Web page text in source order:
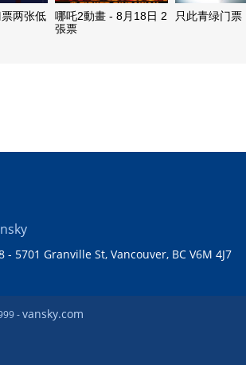
两张低
哪吒2動畫 - 8月18日 2
張票
只此青绿门票
- 5701 Granville St, Vancouver, BC V6M 4J7
-vansky.com